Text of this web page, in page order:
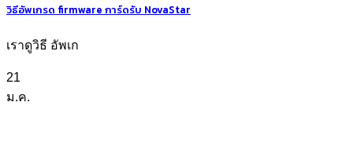
วิธีอัพเกรด firmware การ์ดรับ NovaStar
เราดูวิธี อัพเก
21
ม.ค.